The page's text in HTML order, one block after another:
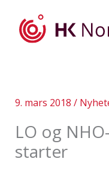
9. mars 2018 /
LO og
starter